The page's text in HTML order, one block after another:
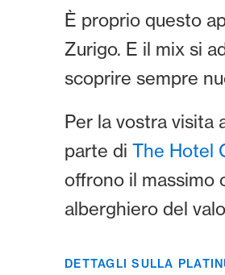
È proprio questo
Zurigo. E il mix si
scoprire sempre
Per la vostra visita
parte di The Hotel
offrono il massimo
alberghiero del
DETTAGLI SULLA